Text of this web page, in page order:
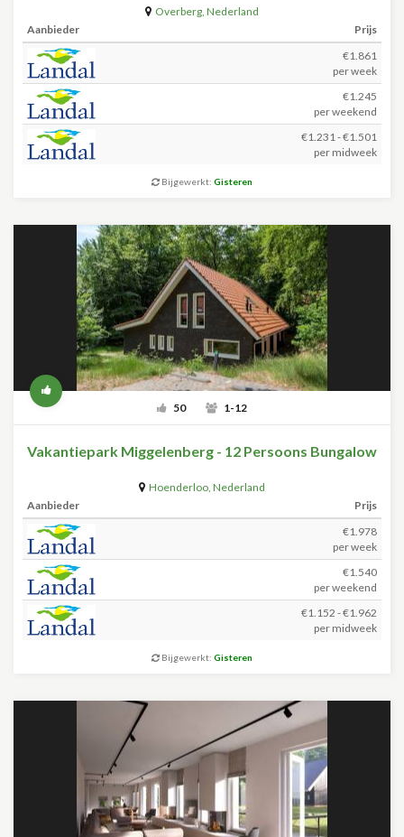
Overberg, Nederland
Aanbieder
Prijs
€1.861
per week
€1.245
per weekend
€1.231 - €1.501
per midweek
Bijgewerkt: Gisteren
50 1-12
Vakantiepark Miggelenberg - 12 Persoons Bungalow
Hoenderloo, Nederland
Aanbieder
Prijs
€1.978
per week
€1.540
per weekend
€1.152 - €1.962
per midweek
Bijgewerkt: Gisteren